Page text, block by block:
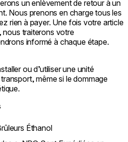
un enlèvement de retour à un
Nous prenons en charge tous les
rien à payer. Une fois votre article
nous traiterons votre
informé à chaque étape.
ou d’utiliser une unité
même si le dommage
Éthanol